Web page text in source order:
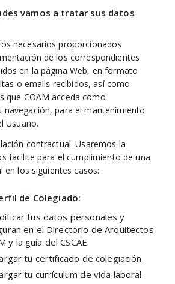
vamos a tratar sus datos
necesarios proporcionados
de los correspondientes
en la página Web, en formato
o emails recibidos, así como
que COAM acceda como
navegación, para el mantenimiento
Usuario.
contractual. Usaremos la
facilite para el cumplimiento de una
en los siguientes casos:
de Colegiado:
tus datos personales y
en el Directorio de Arquitectos
y la guía del CSCAE.
tu certificado de colegiación.
tu currículum de vida laboral.